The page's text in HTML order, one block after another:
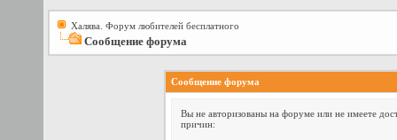
Халява. Форум любителей бесплатного
Сообщение форума
Сообщение форума
Вы не авторизованы на форуме или не имеете
причин: